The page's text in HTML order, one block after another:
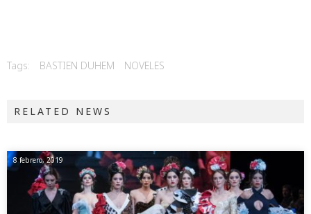
Tags: BASTIEN DUHEM NOVELES
RELATED NEWS
8 febrero, 2019